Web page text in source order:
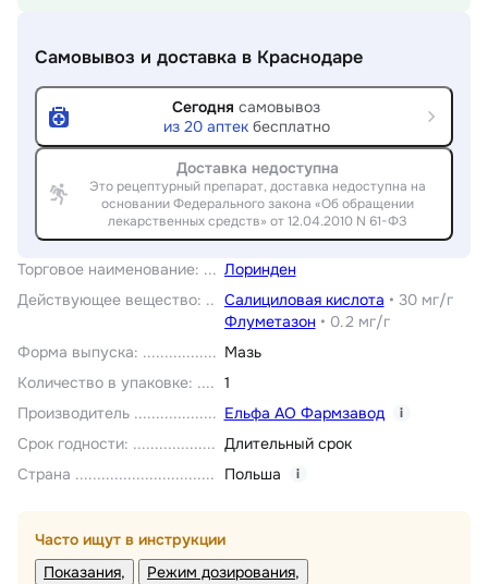
Торговое наименование:
Лоринден
Действующее вещество: Салициловая кислота • 30 мг/г
Флуметазон • 0.2 мг/г
Форма выпуска:
Мазь
Количество в упаковке:
1
Производитель
Ельфа АО Фармзавод i
Срок годности:
Длительный срок
Страна
Польша i
Часто ищут в инструкции
Показания
Режим дозирования
Самовывоз и доставка в Краснодаре
Сегодня самовывоз
из 20 аптекбесплатно
Доставка недоступна
Это рецептурный препарат, доставка недоступна на
основании Федерального закона «Об обращении
лекарственных средств» от 12.04.2010 N 61-ФЗ